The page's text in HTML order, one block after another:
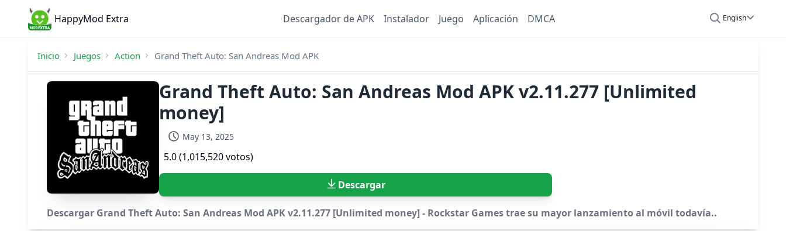
HappyMod Extra Descargador de APK Instalador Juego Aplicación DMCA English
Inicio Juegos Action Grand Theft Auto: San Andreas Mod APK
Grand Theft Auto: San Andreas Mod APK v2.11.277 [Unlimited
money]
May 13, 2025
5.0 (1,015,520 votos)
Descargar
Descargar Grand Theft Auto: San Andreas Mod APK v2.11.277 [Unlimited money] - Rockstar Games trae su mayor lanzamiento al móvil todavía..